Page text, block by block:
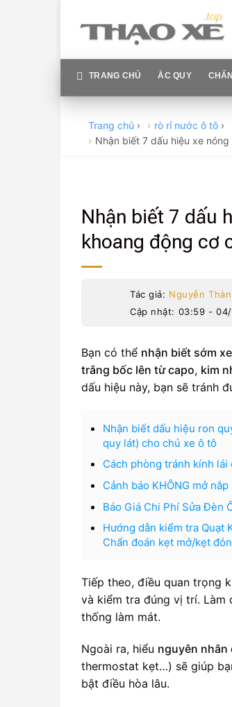
content
TRANG CHỦ ẮC QUY
Trang chủ › rò rỉ nước ô tô ›
Nhận biết 7 dấu hiệu xe
Nhận biết 7 dấu
khoang động cơ
Tác giả: Nguyễn
Cập nhật: 03:59 -
Bạn có thể nhận biết sớm
trắng bốc lên từ capo, kim
dấu hiệu này, bạn sẽ tránh
Nhận biết dấu hiệu ron
quy lát) cho chủ xe ô tô
Cách phòng tránh kính
Cảnh báo KHÔNG mở
Báo Giá Chi Phí Sửa Đèn
Hướng dẫn kiểm tra Quạt
Chẩn đoán kẹt mở/kẹt
Tiếp theo, điều quan trọng
và kiểm tra đúng vị trí. Làm
thống làm mát.
Ngoài ra, hiểu nguyên nhân
thermostat kẹt…) sẽ giúp
bật điều hòa lâu.